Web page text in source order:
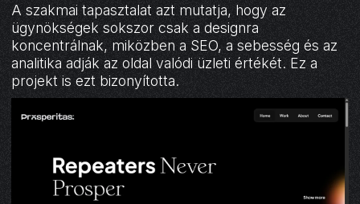
A szakmai tapasztalat azt mutatja, hogy az
ügynökségek sokszor csak a designra
koncentrálnak, miközben a SEO, a sebesség és az
analitika adják az oldal valódi üzleti értékét. Ez a
projekt is ezt bizonyította.